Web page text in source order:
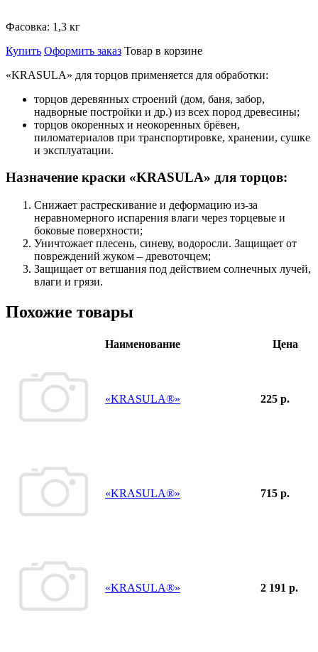
Фасовка: 1,3 кг
Купить Оформить заказ Товар в корзине
«KRASULA» для торцов применяется для обработки:
торцов деревянных строений (дом, баня, забор,
надворные постройки и др.) из всех пород древесины;
торцов окоренных и неокоренных брёвен,
пиломатериалов при транспортировке, хранении, сушке
и эксплуатации.
Назначение краски «KRASULA» для торцов:
Снижает растрескивание и деформацию из-за
неравномерного испарения влаги через торцевые и
боковые поверхности;
Уничтожает плесень, синеву, водоросли. Защищает от
повреждений жуком – древоточцем;
Защищает от ветшания под действием солнечных лучей,
влаги и грязи.
Похожие товары
Наименование Цена
«KRASULA®» 225 р.
«KRASULA®» 715 р.
«KRASULA®» 2 191 р.